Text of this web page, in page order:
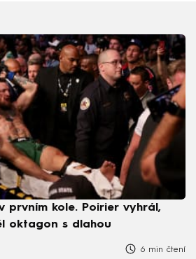
prvním kole. Poirier vyhrál,
oktagon s dlahou
6 min čtení